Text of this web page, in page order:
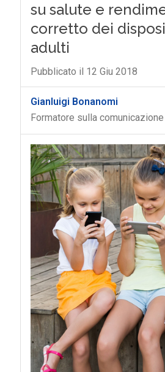
su salute e
corretto dei
adulti
Pubblicato il 12 Giu 2018
Gianluigi Bonanomi
Formatore sulla